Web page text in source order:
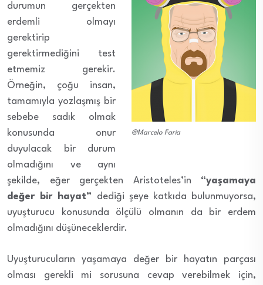
@Marcelo Faria
durumun gerçekten
erdemli olmayı
gerektirip
gerektirmediğini test
etmemiz gerekir.
Örneğin, çoğu insan,
tamamıyla yozlaşmış bir
sebebe sadık olmak
konusunda onur
duyulacak bir durum
olmadığını ve aynı
şekilde, eğer gerçekten Aristoteles’in “yaşamaya
değer bir hayat” dediği şeye katkıda bulunmuyorsa,
uyuşturucu konusunda ölçülü olmanın da bir erdem
olmadığını düşüneceklerdir.
Uyuşturucuların yaşamaya değer bir hayatın parçası
olması gerekli mi sorusuna cevap verebilmek için,